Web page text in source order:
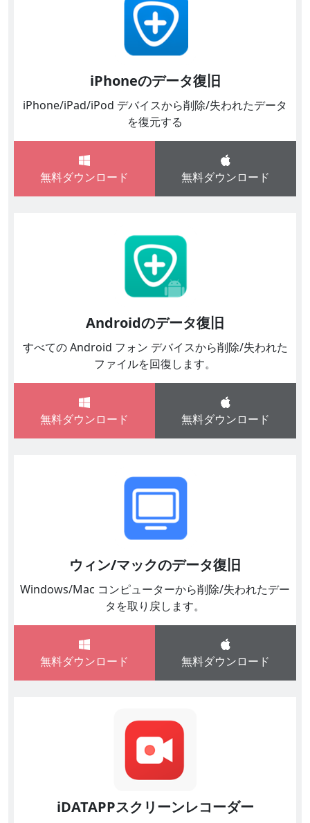
iPhoneのデータ復旧
iPhone/iPad/iPod デバイスから削除/失われたデータ
を復元する
無料ダウンロード 無料ダウンロード
Androidのデータ復旧
すべての Android フォン デバイスから削除/失われた
ファイルを回復します。
無料ダウンロード 無料ダウンロード
ウィン/マックのデータ復旧
Windows/Mac コンピューターから削除/失われたデー
タを取り戻します。
無料ダウンロード 無料ダウンロード
iDATAPPスクリーンレコーダー